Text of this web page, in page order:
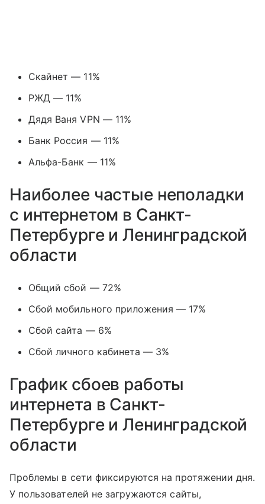
Скайнет — 11%
РЖД — 11%
Дядя Ваня VPN — 11%
Банк Россия — 11%
Альфа-Банк — 11%
Наиболее частые неполадки
с интернетом в Санкт-
Петербурге и Ленинградской
области
Общий сбой — 72%
Сбой мобильного приложения — 17%
Сбой сайта — 6%
Сбой личного кабинета — 3%
График сбоев работы
интернета в Санкт-
Петербурге и Ленинградской
области
Проблемы в сети фиксируются на протяжении дня.
У пользователей не загружаются сайты,